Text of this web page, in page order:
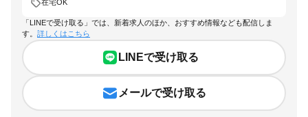
在宅OK
「LINEで受け取る」では、新着求人のほか、おすすめ情報なども配信しま
す。 詳しくはこちら
LINEで受け取る
メールで受け取る